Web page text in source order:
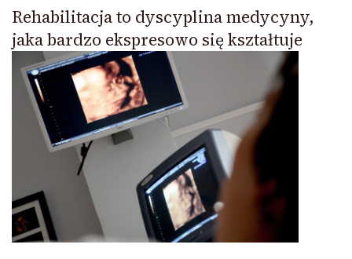
Rehabilitacja to dyscyplina medycyny,
jaka bardzo ekspresowo się kształtuje